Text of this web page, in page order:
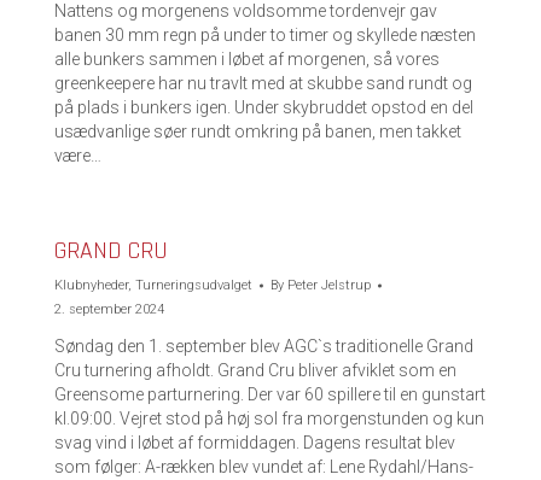
Nattens og morgenens voldsomme tordenvejr gav
banen 30 mm regn på under to timer og skyllede næsten
alle bunkers sammen i løbet af morgenen, så vores
greenkeepere har nu travlt med at skubbe sand rundt og
på plads i bunkers igen. Under skybruddet opstod en del
usædvanlige søer rundt omkring på banen, men takket
være…
GRAND CRU
Klubnyheder, Turneringsudvalget By Peter Jelstrup
2. september 2024
Søndag den 1. september blev AGC`s traditionelle Grand
Cru turnering afholdt. Grand Cru bliver afviklet som en
Greensome parturnering. Der var 60 spillere til en gunstart
kl.09:00. Vejret stod på høj sol fra morgenstunden og kun
svag vind i løbet af formiddagen. Dagens resultat blev
som følger: A-rækken blev vundet af: Lene Rydahl/Hans-